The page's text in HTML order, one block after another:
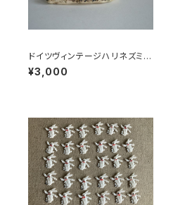
ドイツヴィンテージハリネズミの
小皿b
¥3,000